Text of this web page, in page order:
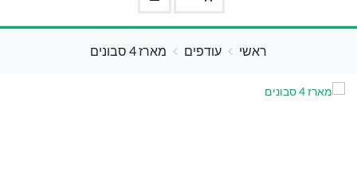
ראשי עודפים מארז 4 סבונים